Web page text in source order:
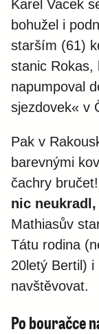
Karel Vacek
bohužel i
starším (61)
stanic Rokas,
napumpoval
sjezdovek« v
Pak v
barevnými
čachry bručet!
nic neukradl,
Mathiasův
Tátu rodina
20letý Bertil) i
navštěvovat.
Po bouračce